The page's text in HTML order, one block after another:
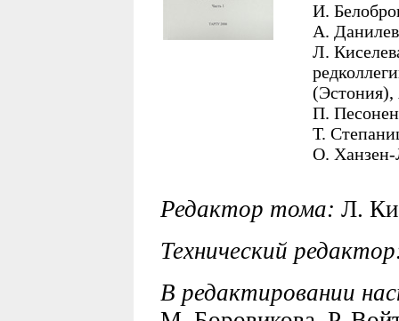
И.
А.
Л.
П.
Т.
О. Ханзен-
Редактор тома: Л.
Технический
В редактировании